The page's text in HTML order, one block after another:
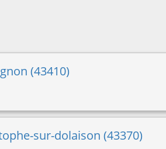
(43410)
sur-dolaison (43370)